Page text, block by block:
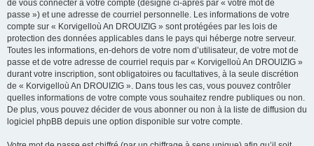
de vous connecter à votre compte (désigné ci-après par « votre mot de
passe ») et une adresse de courriel personnelle. Les informations de votre
compte sur « Korvigelloù An DROUIZIG » sont protégées par les lois de
protection des données applicables dans le pays qui héberge notre serveur.
Toutes les informations, en-dehors de votre nom d’utilisateur, de votre mot de
passe et de votre adresse de courriel requis par « Korvigelloù An DROUIZIG »
durant votre inscription, sont obligatoires ou facultatives, à la seule discrétion
de « Korvigelloù An DROUIZIG ». Dans tous les cas, vous pouvez contrôler
quelles informations de votre compte vous souhaitez rendre publiques ou non.
De plus, vous pouvez décider de vous abonner ou non à la liste de diffusion du
logiciel phpBB depuis une option disponible sur votre compte.